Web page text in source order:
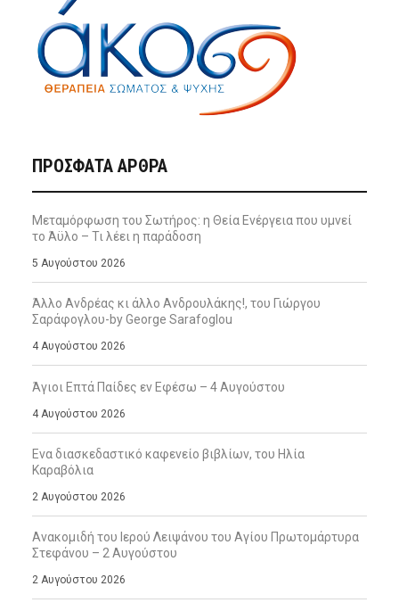
ΠΡΌΣΦΑΤΑ ΆΡΘΡΑ
Μεταμόρφωση του Σωτήρος: η Θεία Ενέργεια που υμνεί
το Άϋλο – Τι λέει η παράδοση
5 Αυγούστου 2026
Άλλο Ανδρέας κι άλλο Ανδρουλάκης!, του Γιώργου
Σαράφογλου-by George Sarafoglou
4 Αυγούστου 2026
Άγιοι Επτά Παίδες εν Εφέσω – 4 Αυγούστου
4 Αυγούστου 2026
Ενα διασκεδαστικό καφενείο βιβλίων, του Ηλία
Καραβόλια
2 Αυγούστου 2026
Ανακομιδή του Ιερού Λειψάνου του Αγίου Πρωτομάρτυρα
Στεφάνου – 2 Αυγούστου
2 Αυγούστου 2026